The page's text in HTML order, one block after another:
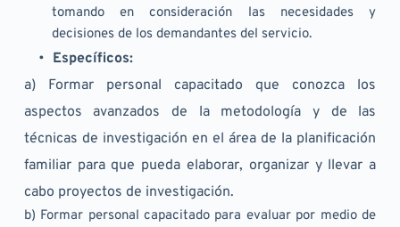
tomando en consideración las necesidades y
decisiones de los demandantes del servicio.
Específicos:
a) Formar personal capacitado que conozca los
aspectos avanzados de la metodología y de las
técnicas de investigación en el área de la planificación
familiar para que pueda elaborar, organizar y llevar a
b) Formar personal capacitado para evaluar por medio de